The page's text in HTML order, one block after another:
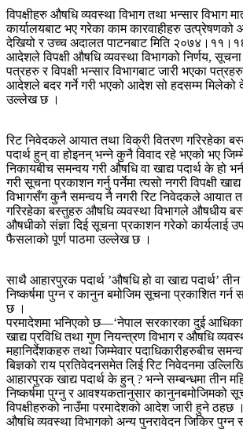
विपक्षीहरु औषधि व्यवस्था विभाग तथा भन्सार विभाग
कार्यालयबाट भए गरेका काम कारवाहीहरु उत्प्रेषणको
देखियो र उच्च अदालत पाटनबाट मिति
आदेशले विपक्षी औषधि व्यवस्था विभागको निर्णय,
पत्रहरु र विपक्षी भन्सार विभागबाट जारी भएका
आदेशले बदर गर्ने गरी भएको आदेश सो हदसम्म
उल्लेख छ ।
रिट निवेदकले आयात तथा विक्री वितरण गरिरहेका
पदार्थ हुन् वा होइनन् भन्ने कुनै विवाद रहे भएको भए
निकायबीच समन्वय गरी औषधि वा खाद्य पदार्थ के हो भनी
गरी सूचना प्रकाशन गर्नु पर्नेमा त्यसो नगरी विपक्षी
विभागसँग कुनै समन्वय नै नगरी रिट निवेदकले आयात
गरिरहेका बस्तुहरु औषधि व्यवस्था विभागले औषधीय
औषधीको संज्ञा दिई सूचना प्रकाशन गरेको कार्यलाई
फैसलाको पूर्ण पाठमा उल्लेख छ ।
साथै आहारपुरक पदार्थ ’औषधि हो वा खाद्य पदार्थ’
निष्कर्षमा पुग्न र कानुन बमोजिम सूचना प्रकाशित गर्न
छ ।
परमादेशमा भनिएको छ—‘नेपाल सरकारका दुई
खाद्य प्रविधि तथा गुण नियन्त्रण विभाग र औषधि
महानिर्देशकहरु तथा जिम्मेवार पदाधिकारीहरुबीच
बिज्ञको राय प्रतिवेदनसमेत लिई रिट निवेदनमा
आहारपुरक खाद्य पदार्थ के हुन् ? भन्ने सम्बन्धमा तीन
निष्कर्षमा पुग्नु र आवश्यकतानुसार कानुनबमोजिमको
विपक्षीहरुको नाउँमा परमादेशको आदेश जारी हुने ठहछ
औषधि व्यवस्था विभागको अन्य पुनरावेदन जिकिर पुग्न